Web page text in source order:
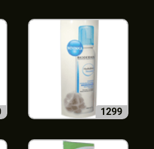
1299